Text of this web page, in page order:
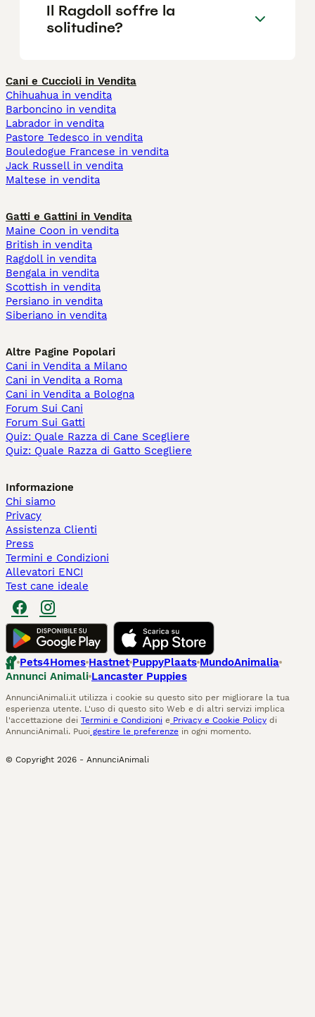
Il Ragdoll soffre la
solitudine?
Cani e Cuccioli in Vendita
Chihuahua in vendita
Barboncino in vendita
Labrador in vendita
Pastore Tedesco in vendita
Bouledogue Francese in vendita
Jack Russell in vendita
Maltese in vendita
Gatti e Gattini in Vendita
Maine Coon in vendita
British in vendita
Ragdoll in vendita
Bengala in vendita
Scottish in vendita
Persiano in vendita
Siberiano in vendita
Altre Pagine Popolari
Cani in Vendita a Milano
Cani in Vendita a Roma
Cani in Vendita a Bologna
Forum Sui Cani
Forum Sui Gatti
Quiz: Quale Razza di Cane Scegliere
Quiz: Quale Razza di Gatto Scegliere
Informazione
Chi siamo
Privacy
Assistenza Clienti
Press
Termini e Condizioni
Allevatori ENCI
Test cane ideale
Pets4Homes Hastnet PuppyPlaats MundoAnimalia
Annunci Animali Lancaster Puppies
AnnunciAnimali.it utilizza i cookie su questo sito per migliorare la tua
esperienza utente. L'uso di questo sito Web e di altri servizi implica
l'accettazione dei Termini e Condizioni e Privacy e Cookie Policy di
AnnunciAnimali. Puoi gestire le preferenze in ogni momento.
© Copyright 2026 - AnnunciAnimali